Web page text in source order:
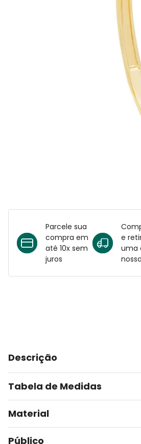
Parcele sua
compra em
até 10x sem
juros
e
uma
Descrição
Tabela de Medidas
Material
Público